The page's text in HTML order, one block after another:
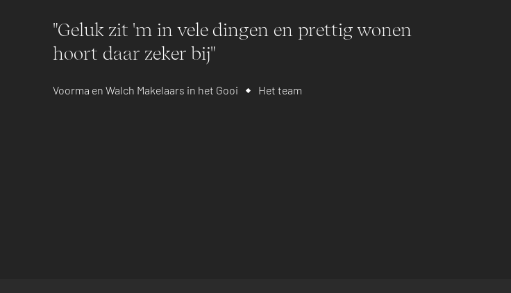
"Geluk zit 'm in vele dingen en prettig wonen
hoort daar zeker bij"
Voorma en Walch Makelaars in het Gooi Het team